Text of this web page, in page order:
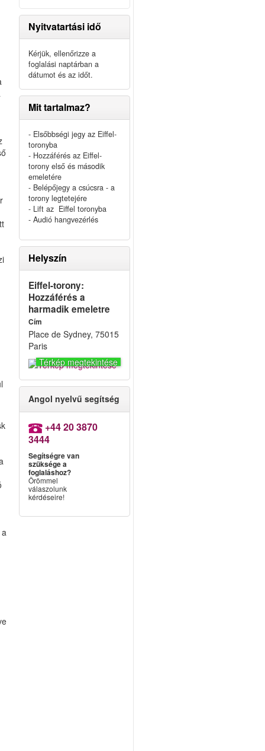
Nyitvatartási idő
Kérjük, ellenőrizze a
foglalási naptárban a
dátumot és az időt.
Mit tartalmaz?
- Elsőbbségi jegy az Eiffel-
toronyba
- Hozzáférés az Eiffel-
torony első és második
emeletére
- Belépőjegy a csúcsra - a
torony legtetejére
- Lift az Eiffel toronyba
- Audió hangvezérlés
Helyszín
Eiffel-torony:
Hozzáférés a
harmadik emeletre
Cím
Place de Sydney, 75015
Paris
Térkép megtekintése
Angol nyelvű segítség
+44 20 3870
3444
Segítségre van
szüksége a
foglaláshoz?
Örömmel
válaszolunk
kérdéseire!